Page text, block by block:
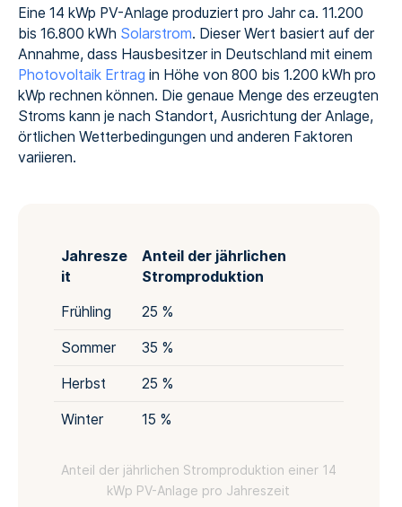
Eine 14 kWp PV-Anlage produziert pro Jahr ca. 11.200
bis 16.800 kWh Solarstrom. Dieser Wert basiert auf der
Annahme, dass Hausbesitzer in Deutschland mit einem
Photovoltaik Ertrag in Höhe von 800 bis 1.200 kWh pro
kWp rechnen können. Die genaue Menge des erzeugten
Stroms kann je nach Standort, Ausrichtung der Anlage,
örtlichen Wetterbedingungen und anderen Faktoren
variieren.
Jahresze
it
Anteil der jährlichen
Stromproduktion
Frühling 25 %
Sommer 35 %
Herbst 25 %
Winter 15 %
Anteil der jährlichen Stromproduktion einer 14
kWp PV-Anlage pro Jahreszeit